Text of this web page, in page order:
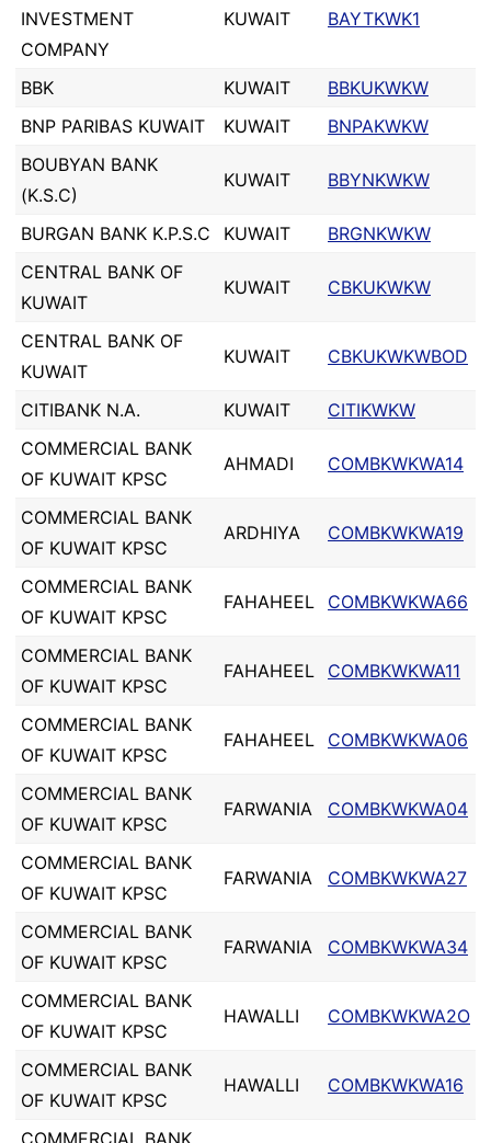
INVESTMENT
COMPANY
KUWAIT BAYTKWK1
BBK KUWAIT
BBKUKWKW
BNP PARIBAS KUWAIT
KUWAIT
BNPAKWKW
BOUBYAN BANK
(K.S.C)
KUWAIT BBYNKWKW
BURGAN BANK K.P.S.C KUWAIT
BRGNKWKW
CENTRAL BANK OF
KUWAIT
KUWAIT CBKUKWKW
CENTRAL BANK OF
KUWAIT
KUWAIT CBKUKWKWBOD
CITIBANK N.A. KUWAIT
CITIKWKW
COMMERCIAL BANK
OF KUWAIT KPSC
AHMADI COMBKWKWA14
COMMERCIAL BANK
OF KUWAIT KPSC
ARDHIYA COMBKWKWA19
COMMERCIAL BANK
OF KUWAIT KPSC
FAHAHEEL COMBKWKWA66
COMMERCIAL BANK
OF KUWAIT KPSC
FAHAHEEL COMBKWKWA11
COMMERCIAL BANK
OF KUWAIT KPSC
FAHAHEEL COMBKWKWA06
COMMERCIAL BANK
OF KUWAIT KPSC
FARWANIA COMBKWKWA04
COMMERCIAL BANK
OF KUWAIT KPSC
FARWANIA COMBKWKWA27
COMMERCIAL BANK
OF KUWAIT KPSC
FARWANIA COMBKWKWA34
COMMERCIAL BANK
OF KUWAIT KPSC
HAWALLI COMBKWKWA2O
COMMERCIAL BANK
OF KUWAIT KPSC
HAWALLI COMBKWKWA16
COMMERCIAL BANK